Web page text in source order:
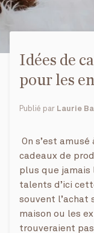
Idées de
pour les
Publié par Laurie
On s’est
cadeaux de
plus que jamais
talents d’ici
souvent l’achat
maison ou les
trouveraient